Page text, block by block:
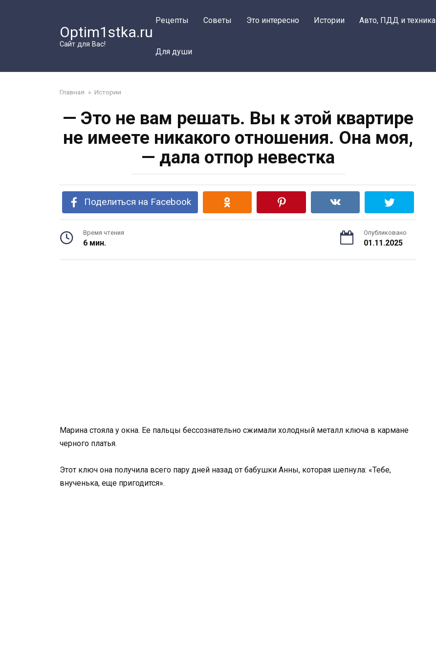
Optim1stka.ru
Сайт для Вас!
Рецепты Советы Это интересно Истории Авто, ПДД и техника
Для души
Главная » Истории
— Это не вам решать. Вы к этой квартире
не имеете никакого отношения. Она моя,
— дала отпор невестка
Поделиться на Facebook
Время чтения
6 мин.
Опубликовано
01.11.2025
Марина стояла у окна. Ее пальцы бессознательно сжимали холодный металл ключа в кармане
черного платья.
Этот ключ она получила всего пару дней назад от бабушки Анны, которая шепнула: «Тебе,
внученька, еще пригодится».